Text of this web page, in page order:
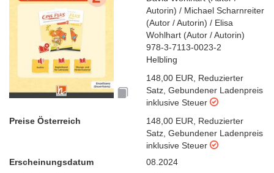
Autorin) / Michael Scharnreiter
(Autor / Autorin) / Elisa
Wohlhart (Autor / Autorin)
978-3-7113-0023-2
Helbling
148,00 EUR
Reduzierter
Satz Gebundener Ladenpreis
inklusive Steuer
Preise Österreich
148,00 EUR
Reduzierter
Satz Gebundener Ladenpreis
inklusive Steuer
Erscheinungsdatum
08.2024